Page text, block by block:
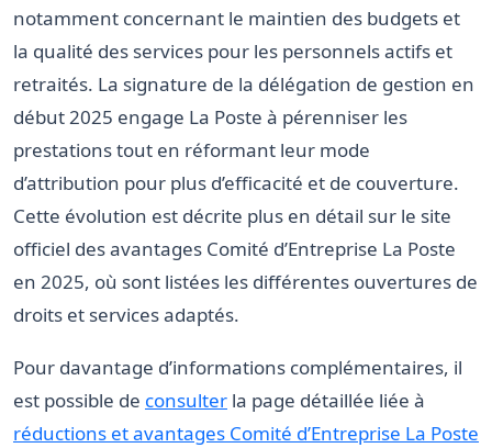
notamment concernant le maintien des budgets et
la qualité des services pour les personnels actifs et
retraités. La signature de la délégation de gestion en
début 2025 engage La Poste à pérenniser les
prestations tout en réformant leur mode
d’attribution pour plus d’efficacité et de couverture.
Cette évolution est décrite plus en détail sur le site
officiel des avantages Comité d’Entreprise La Poste
en 2025, où sont listées les différentes ouvertures de
droits et services adaptés.
Pour davantage d’informations complémentaires, il
est possible de consulter la page détaillée liée à
réductions et avantages Comité d’Entreprise La Poste